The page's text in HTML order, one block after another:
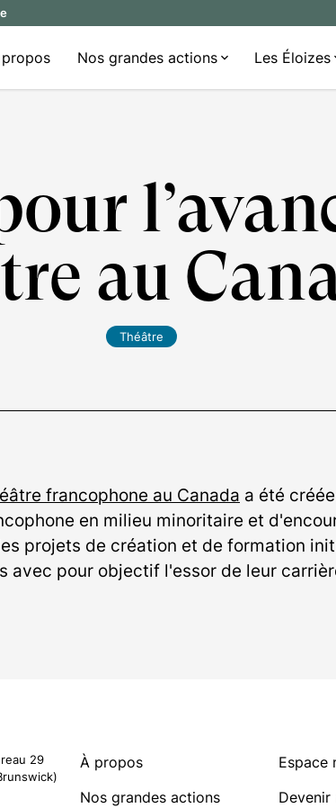
Nos grandes actions Les Éloizes
au
Théâtre
francophone au Canada a été
en milieu minoritaire et
projets de création et de formation
avec pour objectif l'essor de leur
29
À propos
Nos grandes actions
Espace
Devenir